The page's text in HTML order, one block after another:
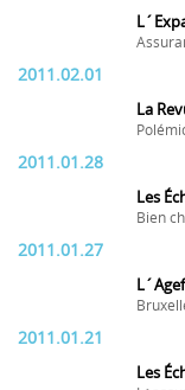
2011.02.01
La
2011.01.28
Les
Bien
2011.01.27
2011.01.21
Les